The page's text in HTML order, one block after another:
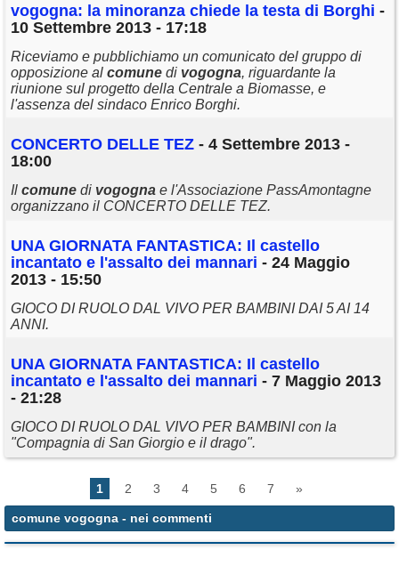
vogogna: la minoranza chiede la testa di Borghi -
10 Settembre 2013 - 17:18
Riceviamo e pubblichiamo un comunicato del gruppo di
opposizione al comune di vogogna, riguardante la
riunione sul progetto della Centrale a Biomasse, e
l'assenza del sindaco Enrico Borghi.
CONCERTO DELLE TEZ - 4 Settembre 2013 -
18:00
Il comune di vogogna e l'Associazione PassAmontagne
organizzano il CONCERTO DELLE TEZ.
UNA GIORNATA FANTASTICA: Il castello
incantato e l'assalto dei mannari - 24 Maggio
2013 - 15:50
GIOCO DI RUOLO DAL VIVO PER BAMBINI DAI 5 AI 14
ANNI.
UNA GIORNATA FANTASTICA: Il castello
incantato e l'assalto dei mannari - 7 Maggio 2013
- 21:28
GIOCO DI RUOLO DAL VIVO PER BAMBINI con la
"Compagnia di San Giorgio e il drago".
1 2 3 4 5 6 7 »
comune vogogna - nei commenti